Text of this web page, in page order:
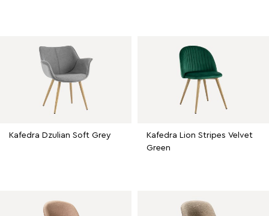
Kafedra Dzulian Soft Grey
Kafedra Lion Stripes Velvet
Green